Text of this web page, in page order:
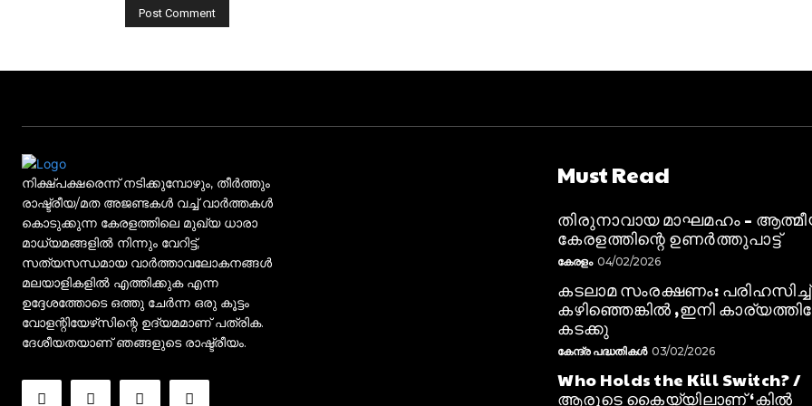
നിക്ഷ്പക്ഷരെന്ന് നടിക്കുമ്പോഴും, തീർത്തും
രാഷ്ട്രീയ/മത അജണ്ടകൾ വച്ച് വാർത്തകൾ
കൊടുക്കുന്ന കേരളത്തിലെ മുഖ്യ ധാരാ
മാധ്യമങ്ങളിൽ നിന്നും വേറിട്ട്,
സത്യസന്ധമായ വാർത്താവലോകനങ്ങൾ
മലയാളികളിൽ എത്തിക്കുക എന്ന
ഉദ്ദേശത്തോടെ ഒത്തു ചേർന്ന ഒരു കൂട്ടം
വോളന്റിയേഴ്‌സിന്റെ ഉദ്യമമാണ് പത്രിക.
ദേശീയതയാണ് ഞങ്ങളുടെ രാഷ്ട്രീയം.
Must Read
തിരുനാവായ മാഘമഹം –
കേരളത്തിന്റെ ഉണർത്തുപാട്ട്
കേരളം 04/02/2026
കടലാമ സംരക്ഷണം: പരിഹസിച്ച്
കഴിഞ്ഞെങ്കിൽ ,ഇനി
കടക്കു
കേന്ദ്ര പദ്ധതികൾ 03/02/2026
Who Holds the Kill Switch? /
ആരുടെ കൈയ്യിലാണ് ‘കിൽ